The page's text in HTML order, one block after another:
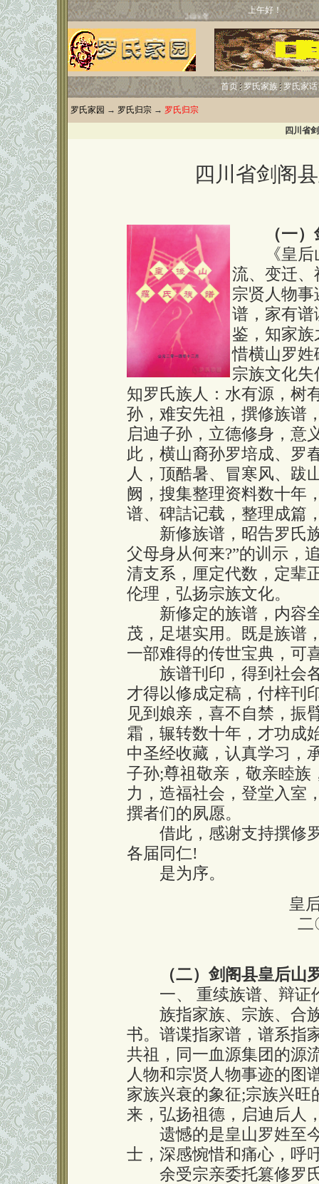
上午好！
首页 罗氏家族 罗氏家话
罗氏家园 → 罗氏归宗 → 罗氏归宗
四川省
四川省剑阁
（一
《皇后山
流、变迁、
宗贤人物事
谱，家有谱
鉴，知家族
惜横山罗姓
宗族文化
知罗氏族人：水有源，树
孙，难安先祖，撰修族谱
启迪子孙，立德修身，意
此，横山裔孙罗培成、罗
人，顶酷暑、冒寒风、跋
阙，搜集整理资料数十年
谱、碑詰记载，整理成篇
新修族谱，昭告罗氏族
父母身从何来?”的训示，
清支系，厘定代数，定辈
伦理，弘扬宗族文化。
新修定的族谱，内容全
茂，足堪实用。既是族谱
一部难得的传世宝典，可
族谱刊印，得到社会各
才得以修成定稿，付梓刊
见到娘亲，喜不自禁，振
霜，辗转数十年，才功成
中圣经收藏，认真学习，
子孙;尊祖敬亲，敬亲睦族
力，造福社会，登堂入室
撰者们的夙愿。
借此，感谢支持撰修罗
各届同仁!
是为序。
皇
二
（二）剑阁县皇后山
一、 重续族谱、辩证
族指家族、宗族、合族
书。谱谍指家谱，谱系指
共祖，同一血源集团的源
人物和宗贤人物事迹的图
家族兴衰的象征;宗族兴
来，弘扬祖德，启迪后人
遗憾的是皇山罗姓至今
士，深感惋惜和痛心，呼
余受宗亲委托篡修罗氏